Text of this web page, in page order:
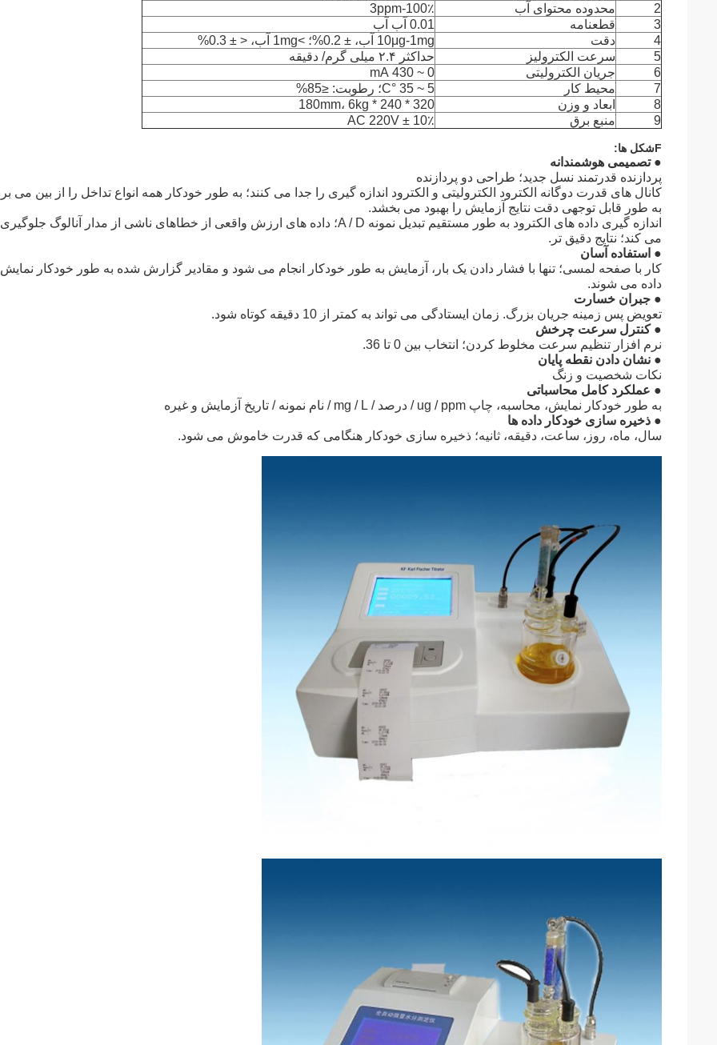
2
محدوده محتوای آب
3ppm-100٪
3
قطعنامه
0.01 آب آب
4
دقت
10μg-1mg آب، ± 0.2%؛ >1mg آب، < ± 0.3%
5
سرعت الکترولیز
حداکثر ۲.۴ میلی گرم/ دقیقه
6
جریان الکترولیتی
0 ~ 430 mA
7
محیط کار
5 ~ 35 °C؛ رطوبت: ≤85%
8
ابعاد و وزن
320 * 240 * 180mm، 6kg
9
منبع برق AC 220V ± 10٪
Fشکل ها:
● تصمیمی هوشمندانه
پردازنده قدرتمند نسل جدید؛ طراحی دو پردازنده
کانال های قدرت دوگانه الکترود الکترولیتی و الکترود اندازه گیری را جدا می کنند؛ به طور خودکار همه انواع تداخل را از بین می
به طور قابل توجهی دقت نتایج آزمایش را بهبود می بخشد.
اندازه گیری داده های الکترود به طور مستقیم تبدیل نمونه A / D؛ داده های ارزش واقعی از خطاهای ناشی از مدار آنالوگ جلوگیری
می کند؛ نتایج دقیق تر.
● استفاده آسان
کار با صفحه لمسی؛ تنها با فشار دادن یک بار، آزمایش به طور خودکار انجام می شود و مقادیر گزارش شده به طور خودکار نمایش
داده می شوند.
● جبران خسارت
تعویض پس زمینه جریان بزرگ. زمان ایستادگی می تواند به کمتر از 10 دقیقه کوتاه شود.
● کنترل سرعت چرخش
نرم افزار تنظیم سرعت مخلوط کردن؛ انتخاب بین 0 تا 36.
● نشان دادن نقطه پایان
نکات شخصیت و زنگ
● عملکرد کامل محاسباتی
به طور خودکار نمایش، محاسبه، چاپ ug / ppm / درصد / mg / L / نام نمونه / تاریخ آزمایش و غیره
● ذخیره سازی خودکار داده ها
سال، ماه، روز، ساعت، دقیقه، ثانیه؛ ذخیره سازی خودکار هنگامی که قدرت خاموش می شود.